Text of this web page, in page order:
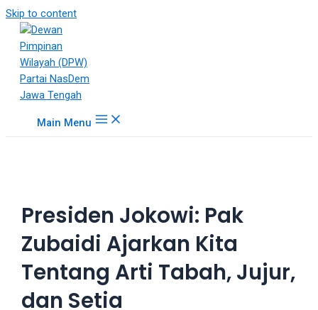
18Tube.tv
free
hosting
service
your
verified
user
upload
porn
Skip to content
Main Menu
Presiden Jokowi: Pak
Zubaidi Ajarkan Kita
Tentang Arti Tabah, Jujur,
dan Setia